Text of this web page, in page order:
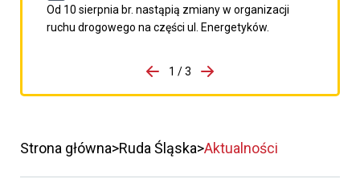
Od 10 sierpnia br. nastąpią zmiany w organizacji
ruchu drogowego na części ul. Energetyków.
porzpedniego komunikatu
1 / 3
Przejdź do następnego
Strona główna Ruda Śląska Aktualności